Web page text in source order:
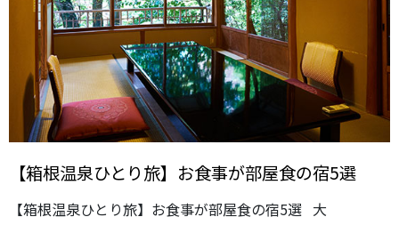
【箱根温泉ひとり旅】お食事が部屋食の宿5選
【箱根温泉ひとり旅】お食事が部屋食の宿5選 大